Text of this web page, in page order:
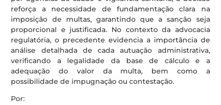
reforça a necessidade de fundamentação clara na
imposição de multas, garantindo que a sanção seja
proporcional e justificada. No contexto da advocacia
regulatória, o precedente evidencia a importância de
análise detalhada de cada autuação administrativa,
verificando a legalidade da base de cálculo e a
adequação do valor da multa, bem como a
possibilidade de impugnação ou contestação.
Por: